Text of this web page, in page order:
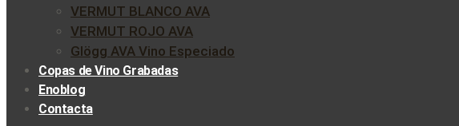
VERMUT BLANCO AVA
VERMUT ROJO AVA
Glögg AVA Vino Especiado
Copas de Vino Grabadas
Enoblog
Contacta